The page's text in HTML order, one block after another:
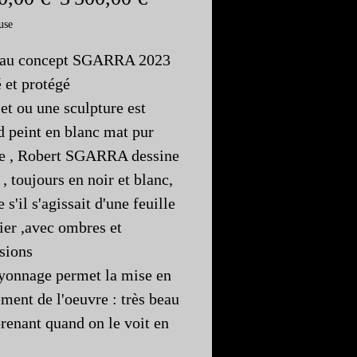
concept SGARRA 2023
et protégé
ou une sculpture est
peint en blanc mat pur
, Robert SGARRA dessine
, toujours en noir et blanc,
s'il s'agissait d'une feuille
,avec ombres et
permet la mise en
de l'oeuvre : très beau
quand on le voit en